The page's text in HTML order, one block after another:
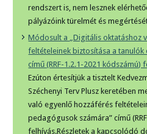
rendszert is, nem lesznek
pályázóink türelmét és
Módosult a „Digitális oktatáshoz
feltételeinek biztosítása a tanulók
című (RRF-1.2.1-2021 kódszámú)
Ezúton értesítjük a tisztelt
Széchenyi Terv Plusz keretében
való egyenlő hozzáférés
pedagógusok számára” című
felhívás.Részletek a kapcsolódó